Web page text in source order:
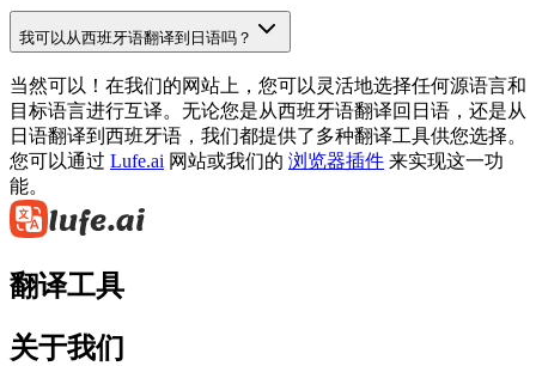
我可以从西班牙语翻译到日语吗？
当然可以！在我们的网站上，您可以灵活地选择任何源语言和
目标语言进行互译。无论您是从西班牙语翻译回日语，还是从
日语翻译到西班牙语，我们都提供了多种翻译工具供您选择。
您可以通过 Lufe.ai 网站或我们的 浏览器插件 来实现这一功
能。
翻译工具
关于我们